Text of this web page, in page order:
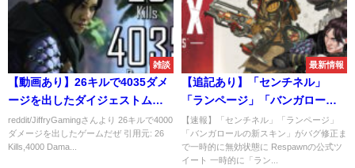
雑談
【動画あり】26キルで4035ダメ
ージを出したダイジェストムー
ビー
reddit/JiffryGamingさんより 26キルで4000
ダメージを出したゲームだぜ 引用元: 26
Kills,4000 Dama...
最新情報
【追記あり】「センチネル」
「ランページ」「バンガロール
の新スキン」がバグ修正まで一
時的に無効状態に
【速報】「センチネル」「ランページ」
「バンガロールの新スキン」がバグ修正ま
で一時的に無効状態に Respawnの公式ツ
イート 一時的に「ラン...